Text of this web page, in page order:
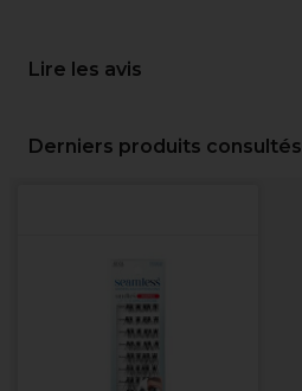
Lire les avis
Derniers produits consultés